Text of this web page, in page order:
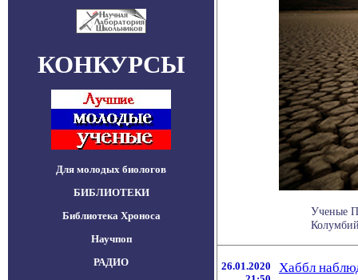
КОНКУРСЫ
Для молодых биологов
БИБЛИОТЕКИ
Библиотека Хроноса
Научпоп
РАДИО
Ученые
26.01.2020
Хаббл